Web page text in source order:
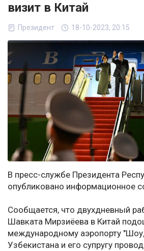
визит в Китай
Президент 18-10-2023, 20:15
В пресс-службе Президента
опубликовано информационное
Сообщается, что двухдневный
Шавката Мирзиёева в Китай
международному аэропорту
Узбекистана и его супругу